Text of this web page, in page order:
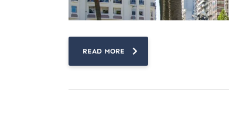
READ MORE